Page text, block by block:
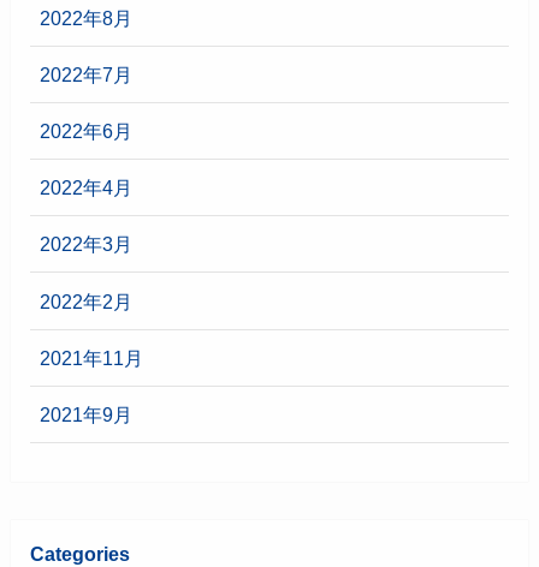
2022年8月
2022年7月
2022年6月
2022年4月
2022年3月
2022年2月
2021年11月
2021年9月
Categories